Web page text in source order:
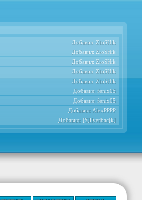
Добавил: ZioSHik
Добавил: ZioSHik
Добавил: ZioSHik
Добавил: ZioSHik
Добавил: ZioSHik
Добавил: fenix05
Добавил: fenix05
Добавил: AlexPPPP
Добавил: [S]ilverbac[k]